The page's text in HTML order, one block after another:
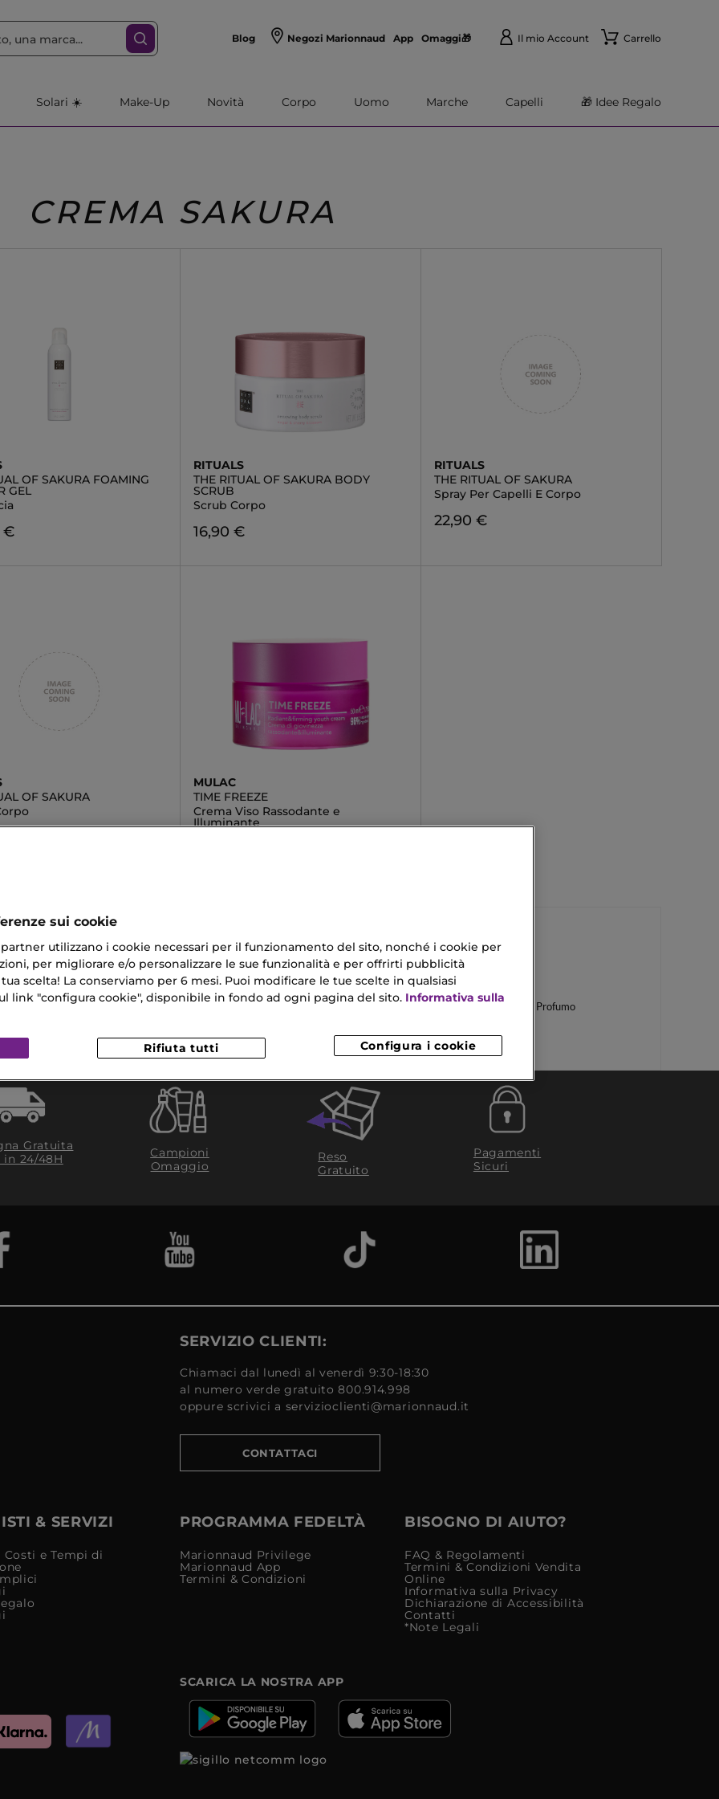
Blog Negozi Marionnaud App Omaggi🎁 Il mio Account Carrello
Solari ☀️ Make-Up Novità Corpo Uomo Marche Capelli 🎁 Idee Regalo
CREMA SAKURA
OF SAKURA FOAMING
GEL
€
RITUALS
THE RITUAL OF SAKURA BODY
SCRUB
Scrub Corpo
16,90 €
RITUALS
THE RITUAL OF SAKURA
Spray Per Capelli E Corpo
22,90 €
OF SAKURA
MULAC
TIME FREEZE
Crema Viso Rassodante e
Illuminante
Cicatrici Crema Per Ricci Crema Alla Calendula
Shampoo E Balsamo Kerastase Crema Idratante Senza Profumo
Phyto
Gratuita
in 24/48H
Campioni
Omaggio
Reso
Gratuito
Pagamenti
Sicuri
SERVIZIO CLIENTI:
Chiamaci dal lunedì al venerdì 9:30-18:30
al numero verde gratuito 800.914.998
oppure scrivici a servizioclienti@marionnaud.it
CONTATTACI
& SERVIZI
Costi e Tempi di
PROGRAMMA FEDELTÀ
Marionnaud Privilege
Marionnaud App
Termini & Condizioni
BISOGNO DI AIUTO?
FAQ & Regolamenti
Termini & Condizioni Vendita
Online
Informativa sulla Privacy
Dichiarazione di Accessibilità
Contatti
*Note Legali
SCARICA LA NOSTRA APP
sui cookie
utilizzano i cookie necessari per il funzionamento del sito, nonché i cookie per
per migliorare e/o personalizzare le sue funzionalità e per offrirti pubblicità
scelta! La conserviamo per 6 mesi. Puoi modificare le tue scelte in qualsiasi
link "configura cookie", disponibile in fondo ad ogni pagina del sito. Informativa sulla
Configura i cookie
Rifiuta tutti